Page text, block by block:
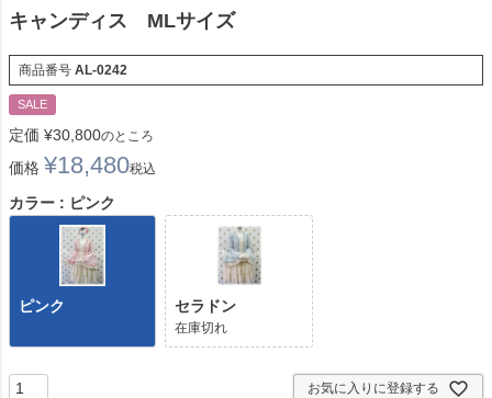
キャンディス MLサイズ
商品番号 AL-0242
SALE
定価 ¥30,800のところ
価格 ¥18,480税込
カラー ピンク
ピンク セラドン
在庫切れ
お気に入りに登録する